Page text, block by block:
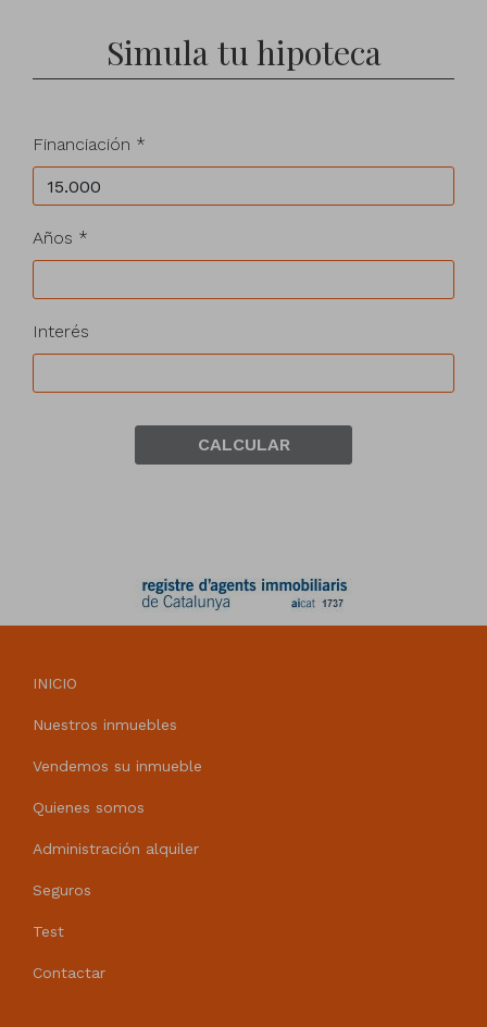
Simula tu hipoteca
Financiación *
Años *
Interés
CALCULAR
INICIO
Nuestros inmuebles
Vendemos su inmueble
Quienes somos
Administración alquiler
Seguros
Test
Contactar